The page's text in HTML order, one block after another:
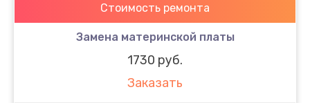
Стоимость ремонта
Замена материнской платы
1730 руб.
Заказать